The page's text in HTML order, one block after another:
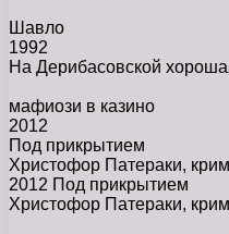
Шавло
1992
На Дерибасовской
мафиози в казино
2012
Под прикрытием
Христофор Патераки,
2012 Под прикрытием
Христофор Патераки,